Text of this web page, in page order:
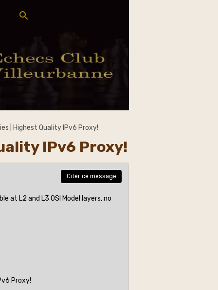
| Highest Quality IPv6 Proxy!
IPv6 Proxy!
Citer ce message
at L2 and L3 OSI Model layers, no
Proxy!